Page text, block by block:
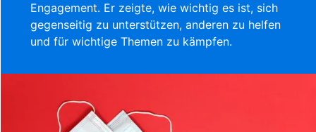
Engagement. Er zeigte, wie wichtig es ist, sich
gegenseitig zu unterstützen, anderen zu helfen
und für wichtige Themen zu kämpfen.